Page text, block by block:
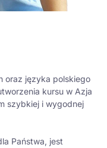
oraz języka polskiego
kursu w Azja
szybkiej i wygodnej
Państwa, jest